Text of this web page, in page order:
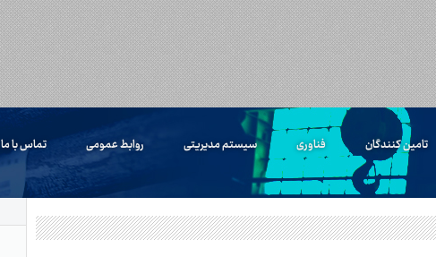
تامین کنندگان فناوری سیستم مدیریتی روابط عمومی تماس با ما